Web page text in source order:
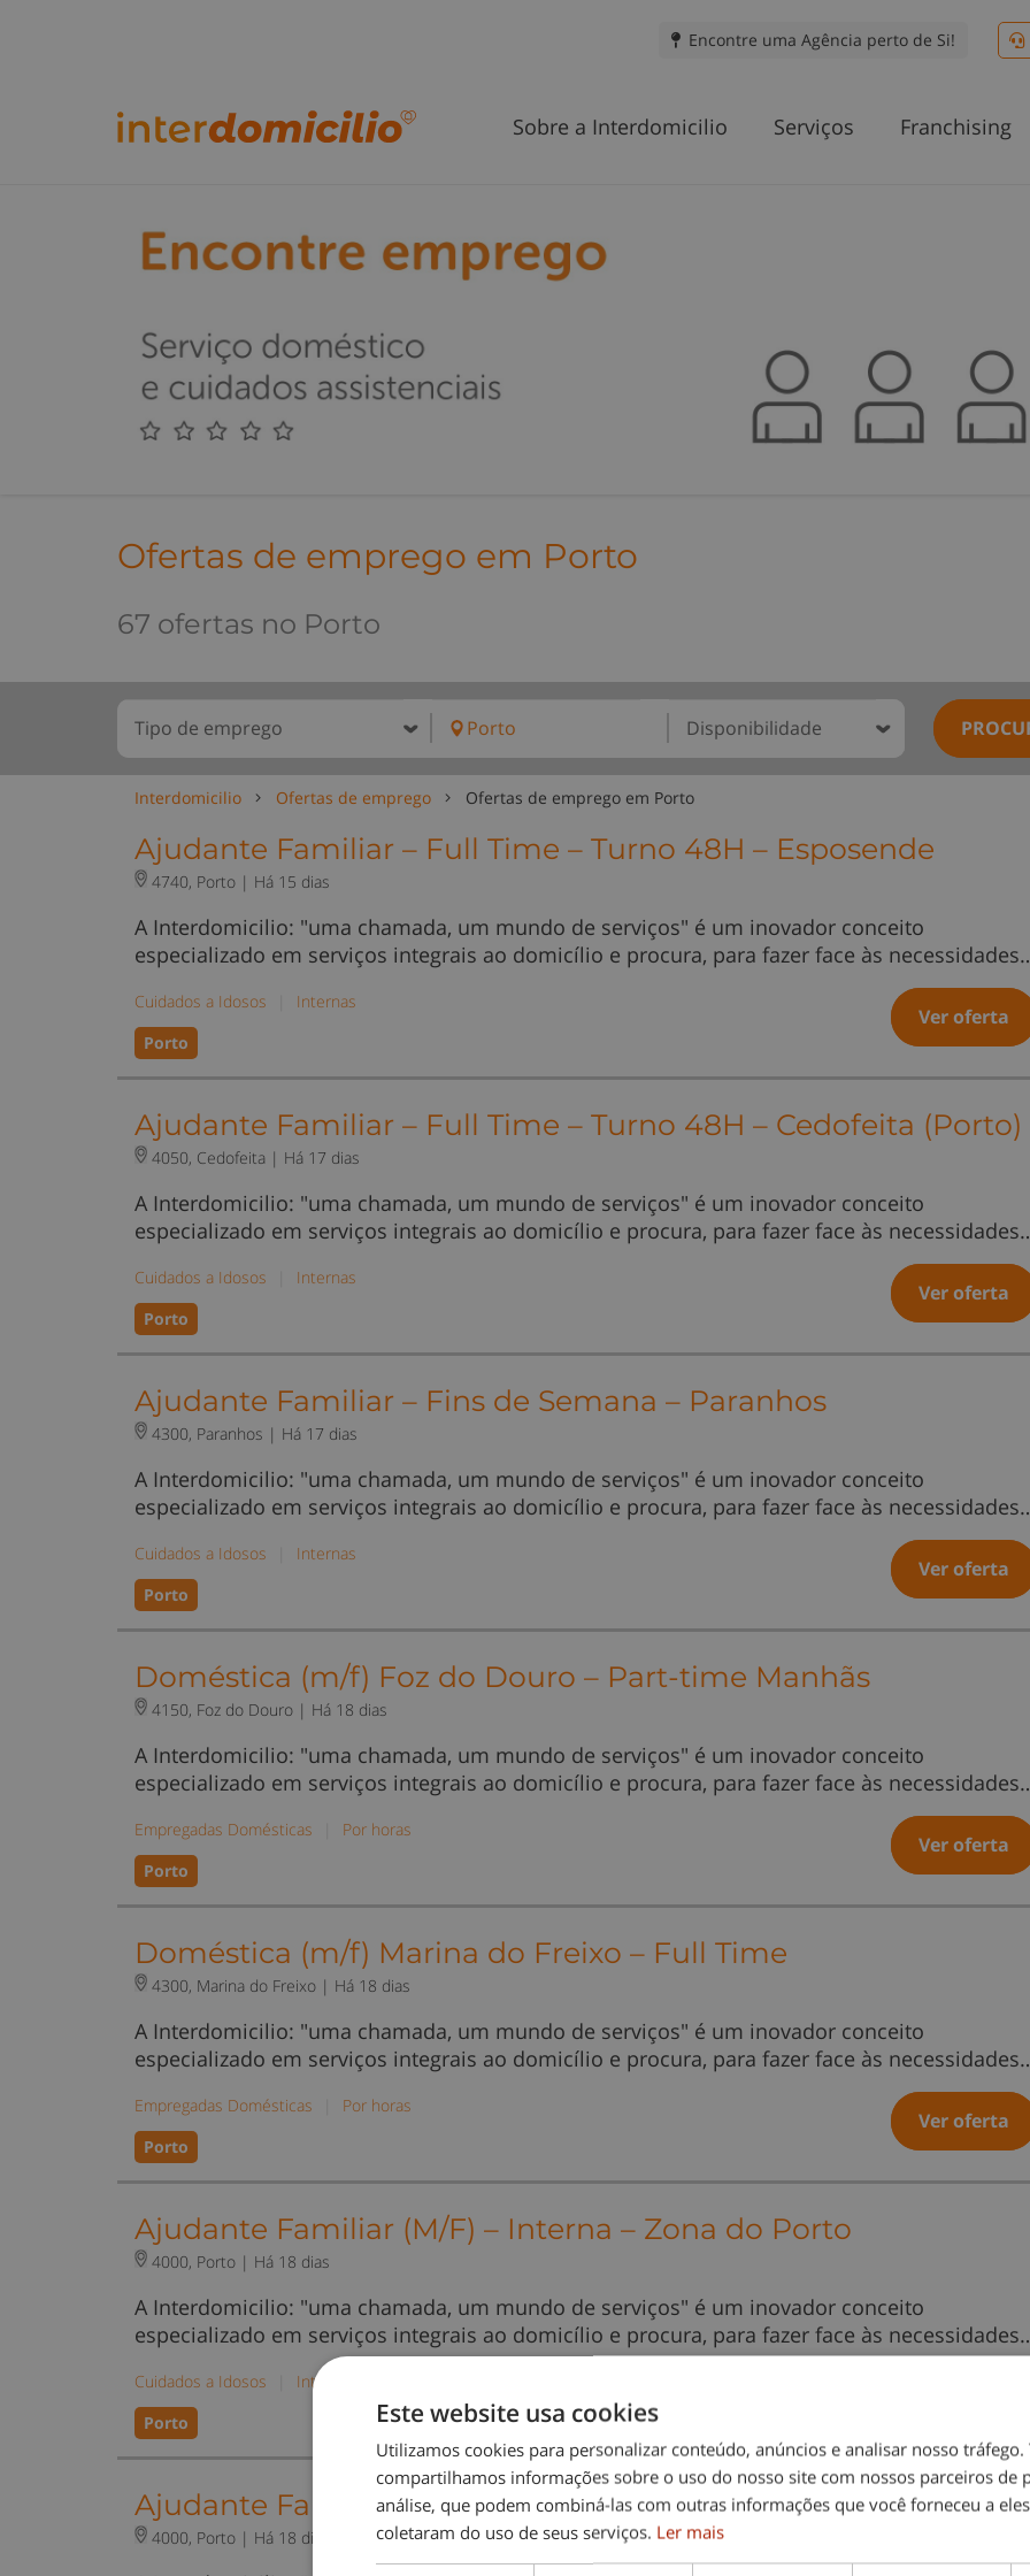
Encontre uma Agência perto de Si!
Sobre a Interdomicilio Serviços Franchising
Ofertas de emprego em Porto
67 ofertas no Porto
Interdomicilio Ofertas de emprego Ofertas de emprego em Porto
Ajudante Familiar – Full Time – Turno 48H – Esposende
4740, Porto | Há 15 dias
A Interdomicilio: "uma chamada, um mundo de serviços" é um inovador conceito
especializado em serviços integrais ao domicílio e procura, para fazer face às
Cuidados a Idosos
Internas
Porto
Ver oferta
Ajudante Familiar – Full Time – Turno 48H – Cedofeita (Porto)
4050, Cedofeita | Há 17 dias
A Interdomicilio: "uma chamada, um mundo de serviços" é um inovador conceito
especializado em serviços integrais ao domicílio e procura, para fazer face às
Cuidados a Idosos
Internas
Porto
Ver oferta
Ajudante Familiar – Fins de Semana – Paranhos
4300, Paranhos | Há 17 dias
A Interdomicilio: "uma chamada, um mundo de serviços" é um inovador conceito
especializado em serviços integrais ao domicílio e procura, para fazer face às
Cuidados a Idosos
Internas
Porto
Ver oferta
Doméstica (m/f) Foz do Douro – Part-time Manhãs
4150, Foz do Douro | Há 18 dias
A Interdomicilio: "uma chamada, um mundo de serviços" é um inovador conceito
especializado em serviços integrais ao domicílio e procura, para fazer face às
Empregadas Domésticas
Por horas
Porto
Ver oferta
Doméstica (m/f) Marina do Freixo – Full Time
4300, Marina do Freixo | Há 18 dias
A Interdomicilio: "uma chamada, um mundo de serviços" é um inovador conceito
especializado em serviços integrais ao domicílio e procura, para fazer face às
Empregadas Domésticas
Por horas
Porto
Ver oferta
Ajudante Familiar (M/F) – Interna – Zona do Porto
4000, Porto | Há 18 dias
A Interdomicilio: "uma chamada, um mundo de serviços" é um inovador conceito
especializado em serviços integrais ao domicílio e procura, para fazer face às
Cuidados a Idosos
Internas
Porto
Ajudante Familiar – Fins de Semana - Porto
4000, Porto | Há 18 dias
Este website usa cookies
Utilizamos cookies para personalizar conteúdo, anúncios e analisar nosso tráfego.
compartilhamos informações sobre o uso do nosso site com nossos parceiros de
análise, que podem combiná-las com outras informações que você forneceu a
coletaram do uso de seus serviços. Ler mais